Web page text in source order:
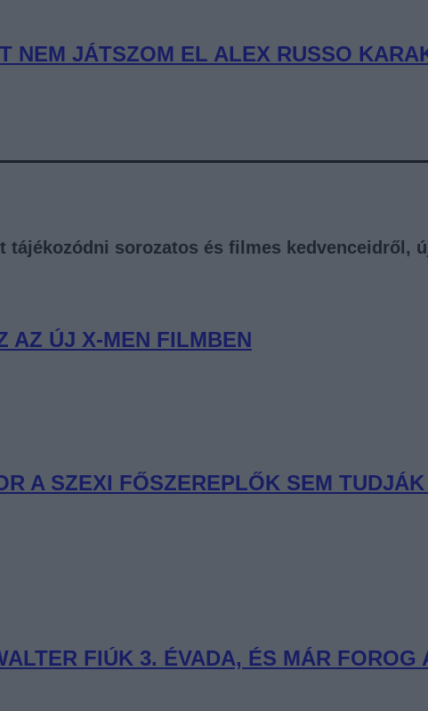
NEM JÁTSZOM EL ALEX RUSSO
sorozatos és filmes kedvenceidről,
AZ ÚJ X-MEN FILMBEN
A SZEXI FŐSZEREPLŐK SEM
FIÚK 3. ÉVADA, ÉS MÁR FOROG